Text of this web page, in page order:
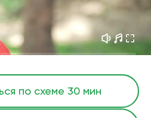
по схеме 30 мин